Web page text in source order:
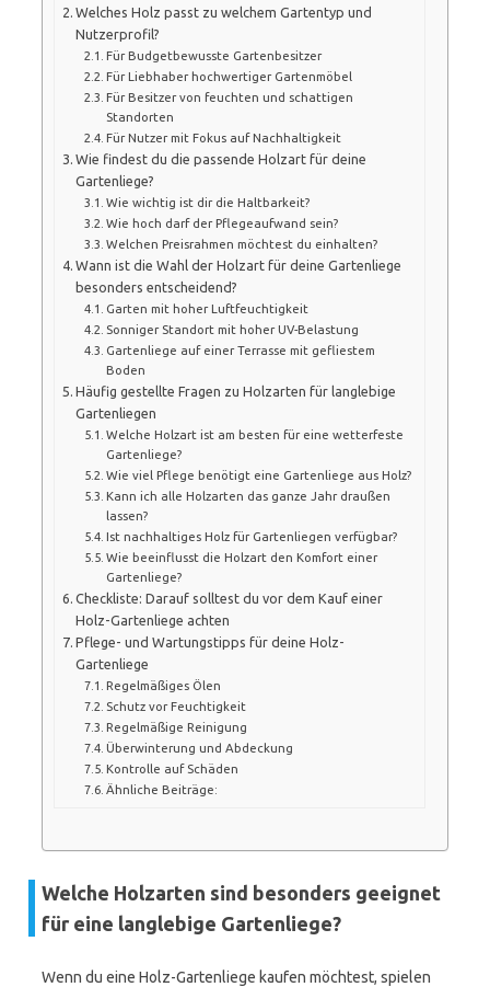
Welches Holz passt zu welchem Gartentyp und
Nutzerprofil?
Für Budgetbewusste Gartenbesitzer
Für Liebhaber hochwertiger Gartenmöbel
Für Besitzer von feuchten und schattigen
Standorten
Für Nutzer mit Fokus auf Nachhaltigkeit
Wie findest du die passende Holzart für deine
Gartenliege?
Wie wichtig ist dir die Haltbarkeit?
Wie hoch darf der Pflegeaufwand sein?
Welchen Preisrahmen möchtest du einhalten?
Wann ist die Wahl der Holzart für deine Gartenliege
besonders entscheidend?
Garten mit hoher Luftfeuchtigkeit
Sonniger Standort mit hoher UV-Belastung
Gartenliege auf einer Terrasse mit gefliestem
Boden
Häufig gestellte Fragen zu Holzarten für langlebige
Gartenliegen
Welche Holzart ist am besten für eine wetterfeste
Gartenliege?
Wie viel Pflege benötigt eine Gartenliege aus Holz?
Kann ich alle Holzarten das ganze Jahr draußen
lassen?
Ist nachhaltiges Holz für Gartenliegen verfügbar?
Wie beeinflusst die Holzart den Komfort einer
Gartenliege?
Checkliste: Darauf solltest du vor dem Kauf einer
Holz-Gartenliege achten
Pflege- und Wartungstipps für deine Holz-
Gartenliege
Regelmäßiges Ölen
Schutz vor Feuchtigkeit
Regelmäßige Reinigung
Überwinterung und Abdeckung
Kontrolle auf Schäden
Ähnliche Beiträge:
Welche Holzarten sind besonders geeignet
für eine langlebige Gartenliege?
Wenn du eine Holz-Gartenliege kaufen möchtest, spielen